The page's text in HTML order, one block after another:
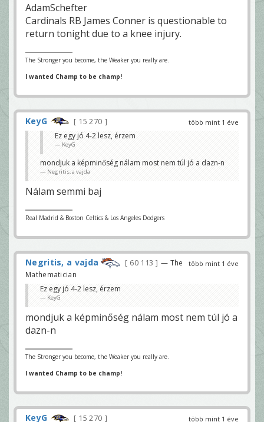
AdamSchefter
Cardinals RB James Conner is questionable to
return tonight due to a knee injury.
The Stronger you become, the Weaker you really are.
I wanted Champ to be champ!
több mint 1 éve
KeyG
15 270
Ez egy jó 4-2 lesz, érzem
KeyG
mondjuk a képminőség nálam most nem túl jó a dazn-n
Negritis, a vajda
Nálam semmi baj
Real Madrid & Boston Celtics & Los Angeles Dodgers
több mint 1 éve
Negritis, a vajda 60 113
— The
Mathematician
Ez egy jó 4-2 lesz, érzem
KeyG
mondjuk a képminőség nálam most nem túl jó a
dazn-n
The Stronger you become, the Weaker you really are.
I wanted Champ to be champ!
több mint 1 éve
KeyG 15 270